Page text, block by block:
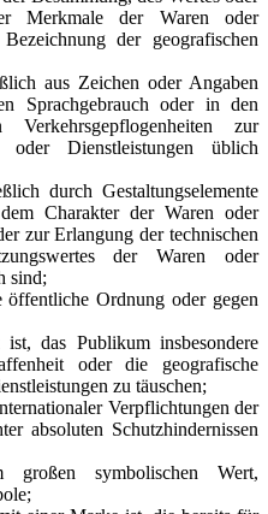
Merkmale der Waren oder
der geografischen
aus Zeichen oder Angaben
Sprachgebrauch oder in den
zur
Dienstleistungen üblich
durch Gestaltungselemente
Charakter der Waren oder
zur Erlangung der technischen
der Waren oder
sind;
Ordnung oder gegen
das Publikum insbesondere
oder die geografische
zu täuschen;
Verpflichtungen der
absoluten Schutzhindernissen
symbolischen Wert,